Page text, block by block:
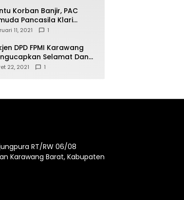
Korban Banjir, PAC
Pancasila Klari
Donasi
11, 2021 1
Karawang
Selamat Dan
Atas Kemenangan
22, 2021 1
RT/RW 06/08
Karawang Barat, Kabupaten